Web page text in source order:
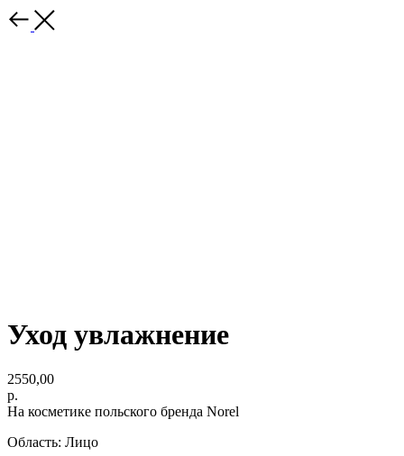
Уход увлажнение
2550,00
р.
На косметике польского бренда Norel
Область: Лицо